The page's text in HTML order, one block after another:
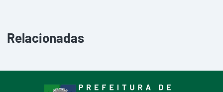
Relacionadas